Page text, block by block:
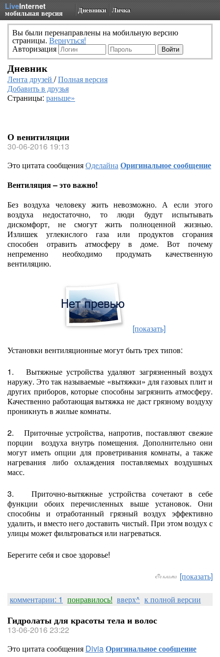
LiveInternet
мобильная версия Дневники Личка
Вы были перенаправлены на мобильную версию
страницы. Вернуться!
Авторизация
Дневник
Лента друзей /Полная версия
Добавить в друзья
Страницы: раньше»
О венитиляции
30-06-2016 19:13
Это цитата сообщенияОделайнаОригинальное сообщение
Вентиляция – это важно!
Без воздуха человеку жить невозможно. А если этого
воздуха недостаточно, то люди будут испытывать
дискомфорт, не смогут жить полноценной жизнью.
Излишек углекислого газа или продуктов сгорания
способен отравить атмосферу в доме. Вот почему
непременно необходимо продумать качественную
вентиляцию.
[показать]
Установки вентиляционные могут быть трех типов:
1. Вытяжные устройства удаляют загрязненный воздух
наружу. Это так называемые «вытяжки» для газовых плит и
других приборов, которые способны загрязнить атмосферу.
Качественно работающая вытяжка не даст грязному воздуху
проникнуть в жилые комнаты.
2. Приточные устройства, напротив, поставляют свежие
порции воздуха внутрь помещения. Дополнительно они
могут иметь опции для проветривания комнаты, а также
нагревания либо охлаждения поставляемых воздушных
масс.
3. Приточно-вытяжные устройства сочетают в себе
функции обоих перечисленных выше установок. Они
способны и отработанный грязный воздух эффективно
удалить, и вместо него доставить чистый. При этом воздух с
улицы может фильтроваться или нагреваться.
Берегите себя и свое здоровье!
[показать]
комментарии: 1 понравилось! вверх^ к полной версии
Гидролаты для красоты тела и волос
13-06-2016 23:22
Это цитата сообщения DiviaОригинальное сообщение